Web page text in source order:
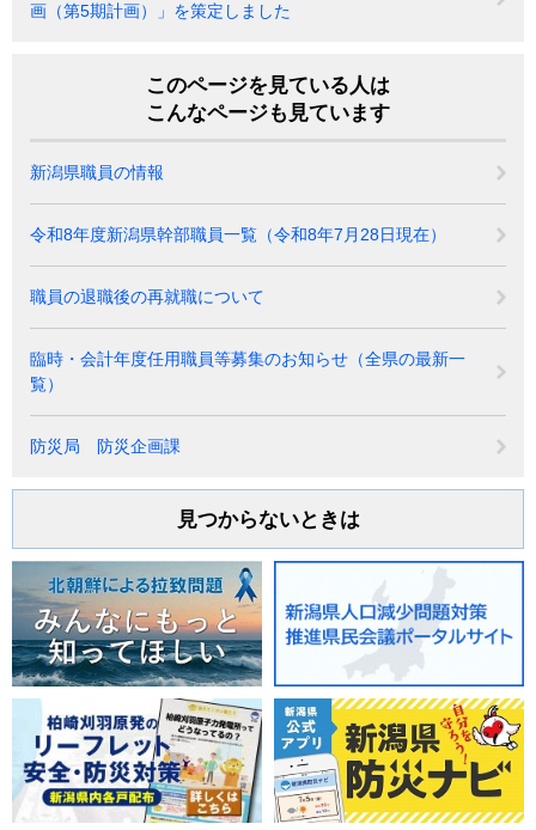
画（第5期計画）」を策定しました
このページを見ている人は
こんなページも見ています
新潟県職員の情報
令和8年度新潟県幹部職員一覧（令和8年7月28日現在）
職員の退職後の再就職について
臨時・会計年度任用職員等募集のお知らせ（全県の最新一
覧）
防災局 防災企画課
見つからないときは